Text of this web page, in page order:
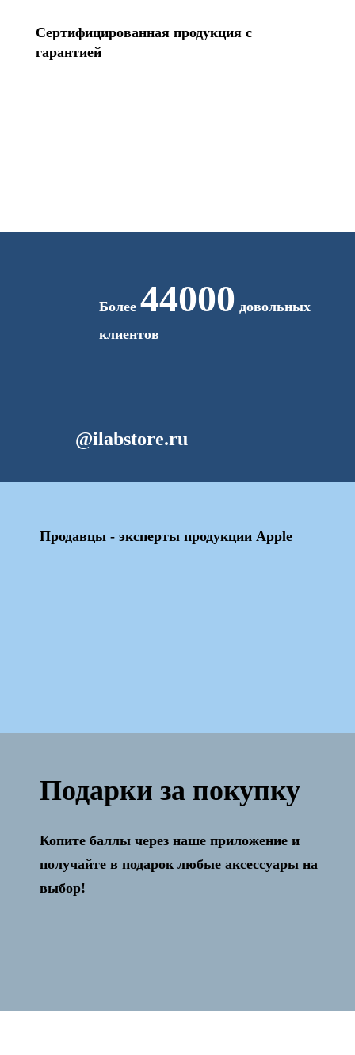
Сертифицированная продукция с
гарантией
Более 44000 довольных
клиентов
@ilabstore.ru
Продавцы - эксперты продукции Apple
Активация и настройка бесплатно!
Подарки за покупку
Копите баллы через наше приложение и
получайте в подарок любые аксессуары на
выбор!